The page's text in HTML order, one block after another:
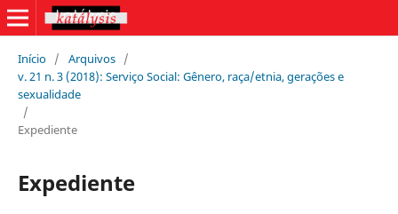
Início / Arquivos /
v. 21 n. 3 (2018): Serviço Social: Gênero, raça/etnia, gerações e
sexualidade
/
Expediente
Expediente